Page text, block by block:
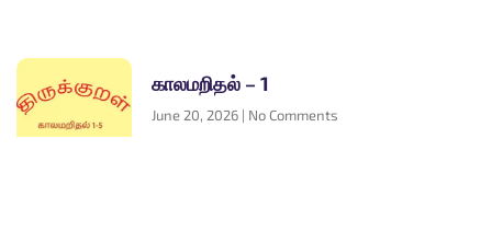
காலமறிதல் – 1
June 20, 2026 No Comments